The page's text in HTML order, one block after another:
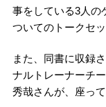
事をしている3人の
ついてのトークセ
また、同書に収録
ナルトレーナーチ
秀哉さんが、座っ